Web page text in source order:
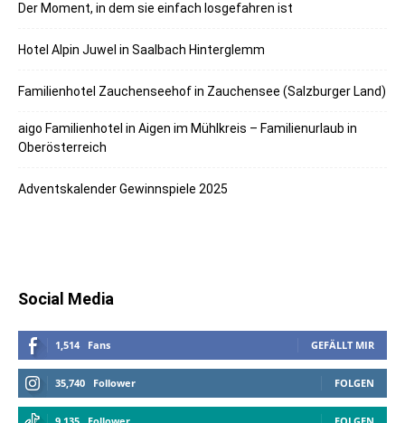
Der Moment, in dem sie einfach losgefahren ist
Hotel Alpin Juwel in Saalbach Hinterglemm
Familienhotel Zauchenseehof in Zauchensee (Salzburger Land)
aigo Familienhotel in Aigen im Mühlkreis – Familienurlaub in
Oberösterreich
Adventskalender Gewinnspiele 2025
Social Media
1,514 Fans GEFÄLLT MIR
35,740 Follower FOLGEN